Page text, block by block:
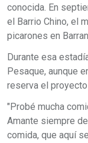
conocida. En
el Barrio Chino, el
picarones en
Durante esa
Pesaque, aunque
reserva el
"Probé mucha
Amante siempre
comida, que aquí